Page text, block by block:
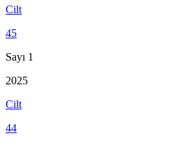
Cilt
45
Sayı 1
2025
Cilt
44